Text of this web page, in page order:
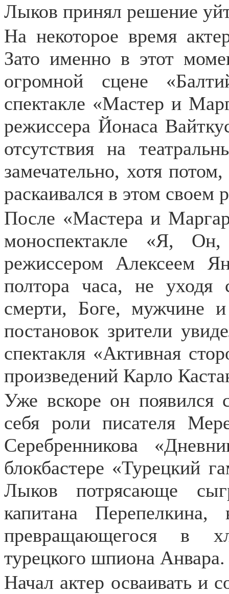
Лыков принял решение
На некоторое время
Зато именно в этот
огромной сцене
спектакле «Мастер и
режиссера Йонаса
отсутствия на
замечательно, хотя
раскаивался в этом своем
После «Мастера и
моноспектакле «Я,
режиссером Алексеем
полтора часа, не
смерти, Боге, мужчине
постановок зрители
спектакля «Активная
произведений Карло
Уже вскоре он появился
себя роли писателя
Серебренникова
блокбастере «Турецкий
Лыков потрясающе
капитана
превращающегося в
турецкого шпиона Анвара.
Начал актер осваивать и